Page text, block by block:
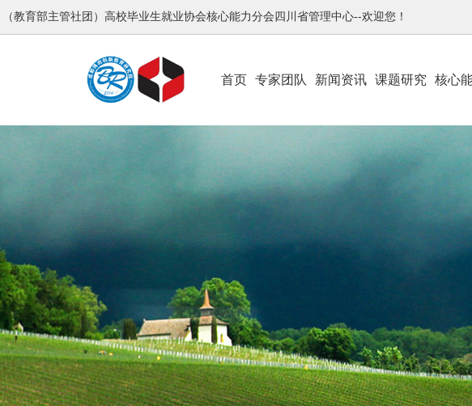
（教育部主管社团）高校毕业生就业协会核心能力分会四川省管理中心--欢迎您！
首页 专家团队 新闻资讯 课题研究 核心